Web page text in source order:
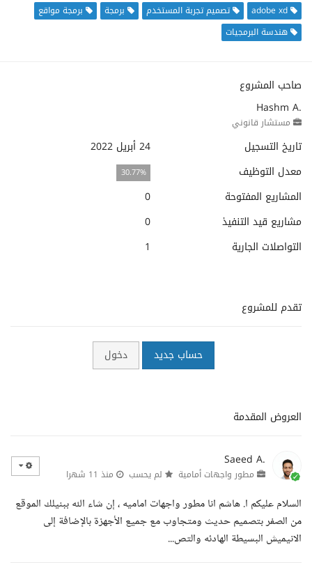
adobe xd
تصميم تجربة المستخدم برمجة
برمجة مواقع
هندسة البرمجيات
صاحب المشروع
Hashm A.
مستشار قانوني
تاريخ التسجيل
24 أبريل 2022
معدل التوظيف
30.77%
المشاريع المفتوحة
0
مشاريع قيد التنفيذ
0
التواصلات الجارية
1
تقدم للمشروع
حساب جديد دخول
العروض المقدمة
Saeed A.
مطور واجهات أمامية لم يحسب منذ 11 شهرا
السلام عليكم ا. هاشم انا مطور واجهات اماميه ، إن شاء الله ببنيلك الموقع
من الصفر بتصميم حديث ومتجاوب مع جميع الأجهزة بالإضافة إلى
الانيميش البسيطة الهادئه والتص...